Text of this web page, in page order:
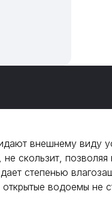
внешнему виду
скользит,
степенью
водоемы не